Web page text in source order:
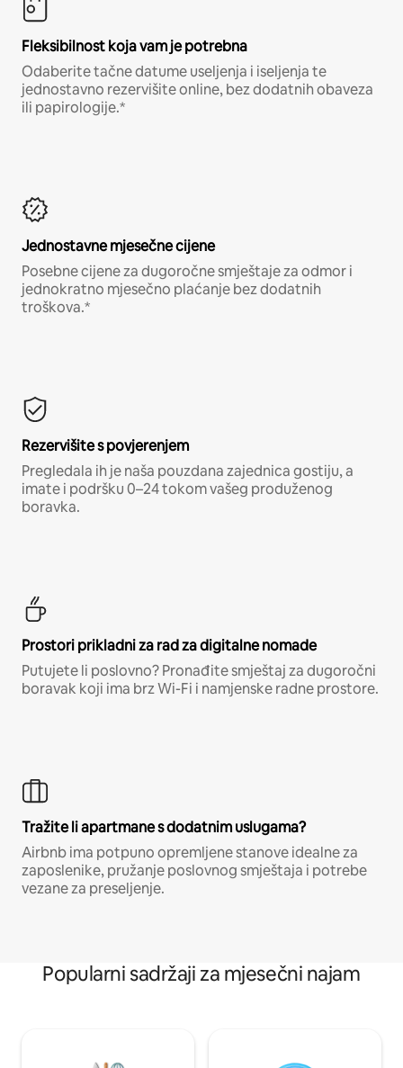
Fleksibilnost koja vam je potrebna
Odaberite tačne datume useljenja i iseljenja te
jednostavno rezervišite online, bez dodatnih obaveza
ili papirologije.*
Jednostavne mjesečne cijene
Posebne cijene za dugoročne smještaje za odmor i
jednokratno mjesečno plaćanje bez dodatnih
troškova.*
Rezervišite s povjerenjem
Pregledala ih je naša pouzdana zajednica gostiju, a
imate i podršku 0–24 tokom vašeg produženog
boravka.
Prostori prikladni za rad za digitalne nomade
Putujete li poslovno? Pronađite smještaj za dugoročni
boravak koji ima brz Wi-Fi i namjenske radne prostore.
Tražite li apartmane s dodatnim uslugama?
Airbnb ima potpuno opremljene stanove idealne za
zaposlenike, pružanje poslovnog smještaja i potrebe
vezane za preseljenje.
Popularni sadržaji za mjesečni najam